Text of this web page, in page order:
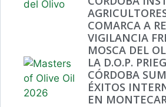
COMARCA A
VIGILANCIA
MOSCA DEL
LA D.O.P.
CÓRDOBA
ÉXITOS
EN